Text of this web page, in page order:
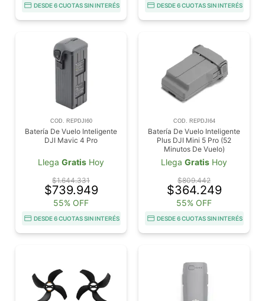
DESDE 6 CUOTAS SIN INTERÉS DESDE 6 CUOTAS SIN INTERÉS
COD. REPDJI60
Batería De Vuelo Inteligente
DJI Mavic 4 Pro
Llega Gratis Hoy
$1.644.331
$739.949
55% OFF
DESDE 6 CUOTAS SIN INTERÉS
COD. REPDJI64
Batería De Vuelo Inteligente
Plus DJI Mini 5 Pro (52
Minutos De Vuelo)
Llega Gratis Hoy
$809.442
$364.249
55% OFF
DESDE 6 CUOTAS SIN INTERÉS